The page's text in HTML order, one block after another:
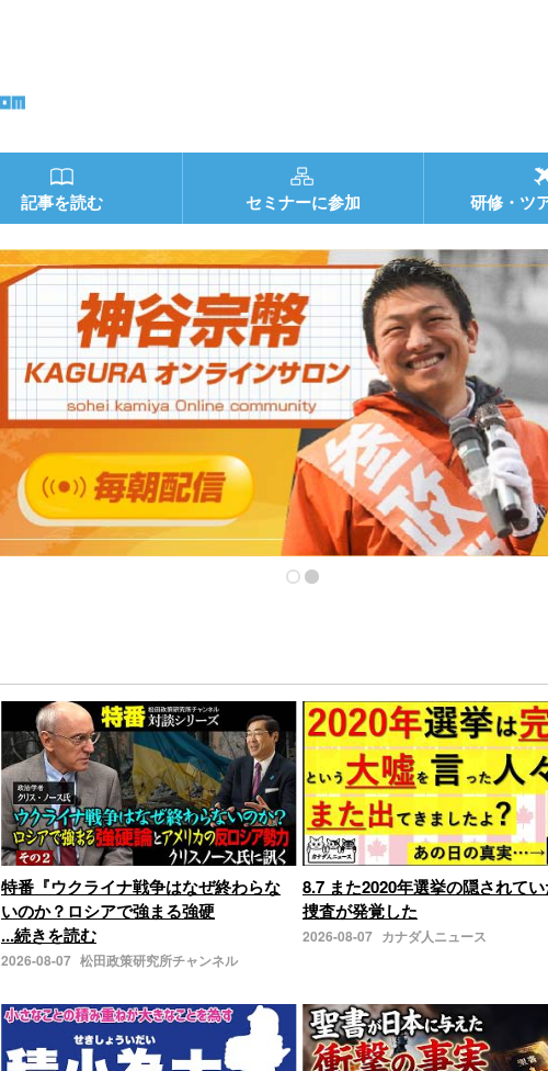
記事を読む セミナーに参加 研修・ツ
特番『ウクライナ戦争はなぜ終わらな
いのか？ロシアで強まる強硬
...続きを読む
2026-08-07 松田政策研究所チャンネル
8.7 また2020年選挙の隠されて
捜査が発覚した
2026-08-07 カナダ人ニュース